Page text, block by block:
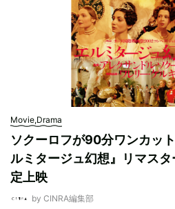
Movie,Drama
ソクーロフが90分ワンカッ
ルミタージュ幻想』リマス
定上映
by CINRA編集部